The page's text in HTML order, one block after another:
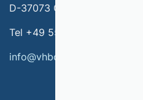
D-37073 Göttingen
Tel +49 551 79778-566
info@vhbonline.org